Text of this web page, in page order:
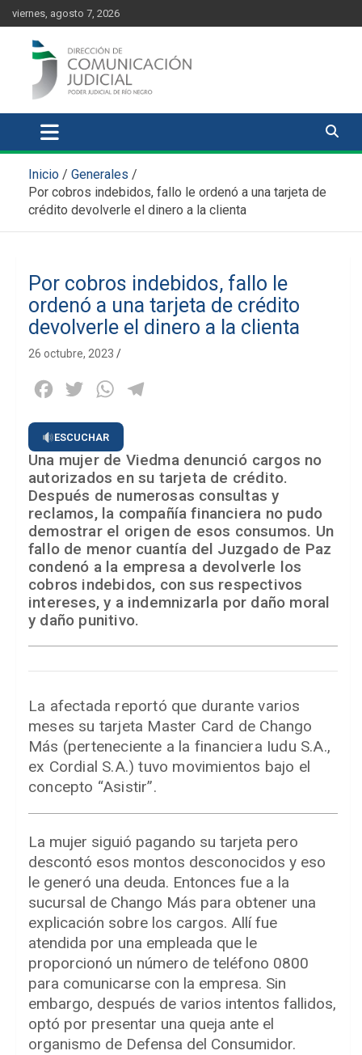
content
Skip
to
content
viernes, agosto 7, 2026
Comunicación Judicial
Inicio
Generales
Por cobros indebidos, fallo le ordenó a una tarjeta de
crédito devolverle el dinero a la clienta
Por cobros indebidos, fallo le
ordenó a una tarjeta de crédito
devolverle el dinero a la clienta
26 octubre, 2023
Facebook
Twitter WhatsApp
ESCUCHAR
Una mujer de Viedma denunció cargos no
autorizados en su tarjeta de crédito.
Después de numerosas consultas y
reclamos, la compañía financiera no pudo
demostrar el origen de esos consumos. Un
fallo de menor cuantía del Juzgado de Paz
condenó a la empresa a devolverle los
cobros indebidos, con sus respectivos
intereses, y a indemnizarla por daño moral
y daño punitivo.
La afectada reportó que durante varios
meses su tarjeta Master Card de Chango
Más (perteneciente a la financiera Iudu S.A.,
ex Cordial S.A.) tuvo movimientos bajo el
concepto “Asistir”.
La mujer siguió pagando su tarjeta pero
descontó esos montos desconocidos y eso
le generó una deuda. Entonces fue a la
sucursal de Chango Más para obtener una
explicación sobre los cargos. Allí fue
atendida por una empleada que le
proporcionó un número de teléfono 0800
para comunicarse con la empresa. Sin
embargo, después de varios intentos fallidos,
optó por presentar una queja ante el
organismo de Defensa del Consumidor.